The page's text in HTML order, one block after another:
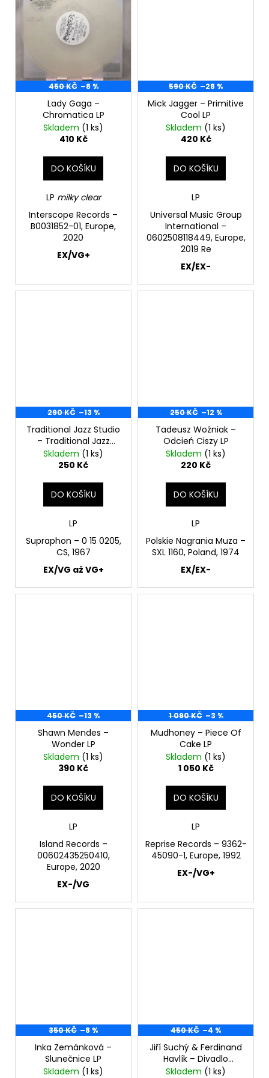
450 KČ –8 %
Lady Gaga –
Chromatica LP
Skladem (1 ks)
410 Kč
DO KOŠÍKU
LP milky clear
Interscope Records ‎–
B0031852-01, Europe,
2020
EX/VG+
590 KČ –28 %
Mick Jagger – Primitive
Cool LP
Skladem (1 ks)
420 Kč
DO KOŠÍKU
LP
Universal Music Group
International ‎–
0602508118449, Europe,
2019 Re
EX/EX-
290 KČ –13 %
Traditional Jazz Studio
– Traditional Jazz
Studio LP
Skladem (1 ks)
250 Kč
DO KOŠÍKU
LP
Supraphon ‎– 0 15 0205,
CS, 1967
EX/VG až VG+
250 KČ –12 %
Tadeusz Woźniak ‎–
Odcień Ciszy LP
Skladem (1 ks)
220 Kč
DO KOŠÍKU
LP
Polskie Nagrania Muza ‎–
SXL 1160, Poland, 1974
EX/EX-
450 KČ –13 %
Shawn Mendes –
Wonder LP
Skladem (1 ks)
390 Kč
DO KOŠÍKU
LP
Island Records ‎–
00602435250410,
Europe, 2020
EX-/VG
1 090 KČ –3 %
Mudhoney – Piece Of
Cake LP
Skladem (1 ks)
1 050 Kč
DO KOŠÍKU
LP
Reprise Records ‎– 9362-
45090-1, Europe, 1992
EX-/VG+
350 KČ –8 %
Inka Zemánková ‎–
Slunečnice LP
Skladem (1 ks)
450 KČ –4 %
Jiří Suchý & Ferdinand
Havlík ‎– Divadlo
Semafor 1970-1985 3LP
Skladem (1 ks)
u
290